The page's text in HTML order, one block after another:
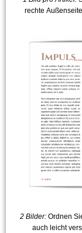
rechte
2 Bilder: Ordnen
auch leicht